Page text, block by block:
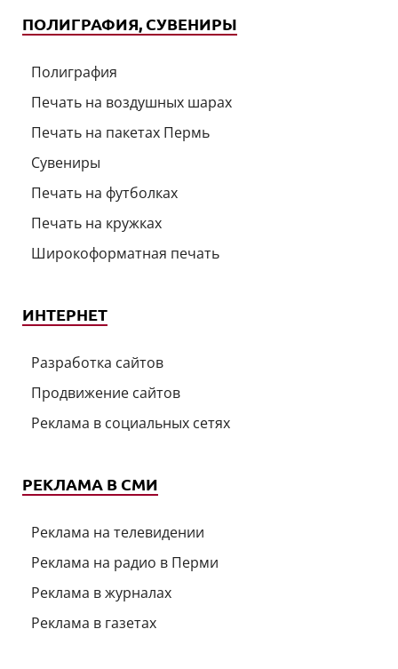
ПОЛИГРАФИЯ, СУВЕНИРЫ
Полиграфия
Печать на воздушных шарах
Печать на пакетах Пермь
Сувениры
Печать на футболках
Печать на кружках
Широкоформатная печать
ИНТЕРНЕТ
Разработка сайтов
Продвижение сайтов
Реклама в социальных сетях
РЕКЛАМА В СМИ
Реклама на телевидении
Реклама на радио в Перми
Реклама в журналах
Реклама в газетах